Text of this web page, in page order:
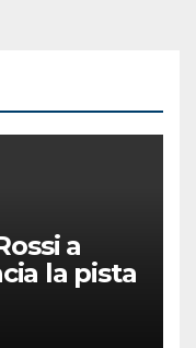
a
la pista